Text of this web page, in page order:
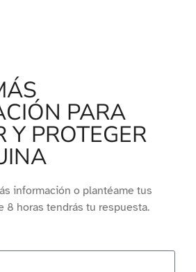
PARA
Y PROTEGER
información o plantéame tus
8 horas tendrás tu respuesta.